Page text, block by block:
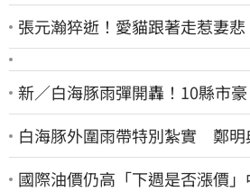
張元瀚猝逝！愛貓跟著走惹妻悲
新／白海豚雨彈開轟！10縣市
白海豚外圍雨帶特別紮實 鄭明
國際油價仍高「下週是否漲價